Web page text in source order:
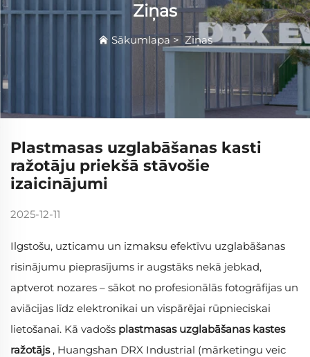
Ziņas
Sākumlapa>Ziņas
Plastmasas uzglabāšanas kasti
ražotāju priekšā stāvošie
izaicinājumi
2025-12-11
Ilgstošu, uzticamu un izmaksu efektīvu uzglabāšanas
risinājumu pieprasījums ir augstāks nekā jebkad,
aptverot nozares – sākot no profesionālās fotogrāfijas un
aviācijas līdz elektronikai un vispārējai rūpnieciskai
lietošanai. Kā vadošs plastmasas uzglabāšanas kastes
ražotājs , Huangshan DRX Industrial (mārketingu veic